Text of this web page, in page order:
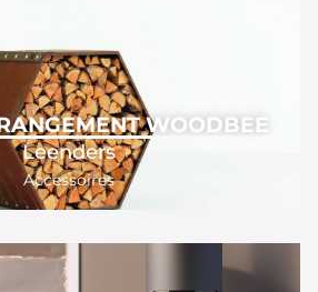
WOODBEE
Leenders
Accessoires